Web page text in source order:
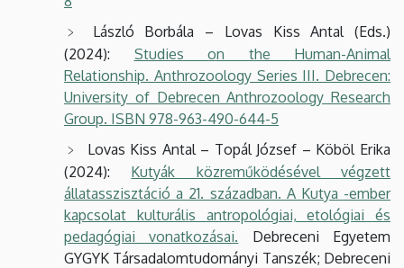
László Borbála – Lovas Kiss Antal (Eds.)
(2024): Studies on the Human-Animal
Relationship. Anthrozoology Series III. Debrecen:
University of Debrecen Anthrozoology Research
Group. ISBN 978-963-490-644-5
Lovas Kiss Antal – Topál József – Köböl Erika
(2024): Kutyák közreműködésével végzett
állatasszisztáció a 21. században. A Kutya -ember
kapcsolat kulturális antropológiai, etológiai és
pedagógiai vonatkozásai. Debreceni Egyetem
GYGYK Társadalomtudományi Tanszék; Debreceni